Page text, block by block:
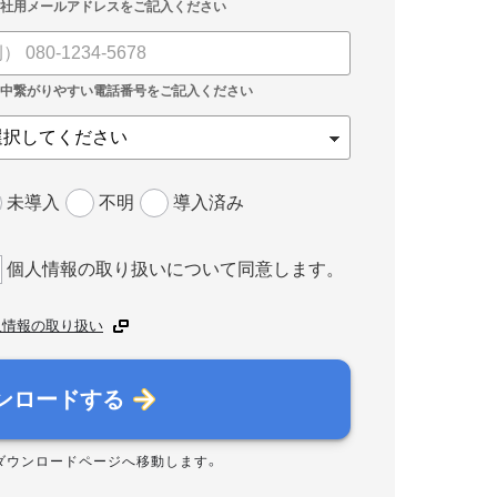
未導入 不明 導入済み
個人情報の取り扱いについて同意します。
報の取り扱い
ロードする
ウンロードページへ移動します。